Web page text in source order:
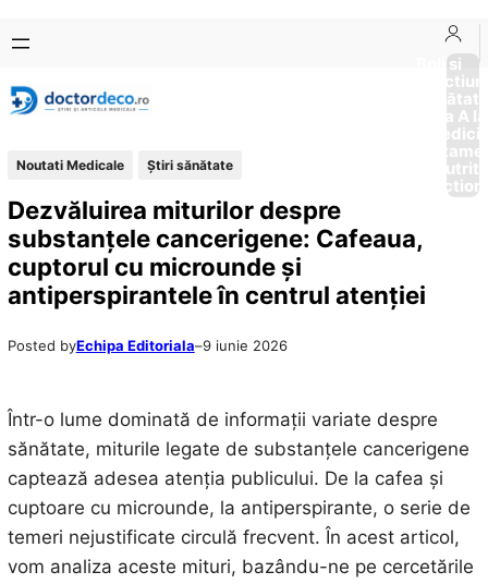
conținut
content
Boli si
Afectiuni
Sănătate
de la A
Noutati Medicale Ştiri sănătate
Dezvăluirea miturilor despre
substanțele cancerigene: Cafeaua,
cuptorul cu microunde și
antiperspirantele în centrul atenției
Posted byEchipa Editoriala–9 iunie 2026
Într-o lume dominată de informații variate despre
sănătate, miturile legate de substanțele cancerigene
captează adesea atenția publicului. De la cafea și
cuptoare cu microunde, la antiperspirante, o serie de
temeri nejustificate circulă frecvent. În acest articol,
vom analiza aceste mituri, bazându-ne pe cercetările